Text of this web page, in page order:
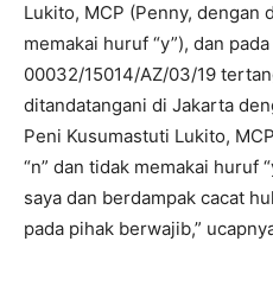
Lukito, MCP (Penny, dengan
memakai huruf “y”), dan
00032/15014/AZ/03/19
ditandatangani di Jakarta
Peni Kusumastuti Lukito,
“n” dan tidak memakai huruf
saya dan berdampak cacat
pada pihak berwajib,”